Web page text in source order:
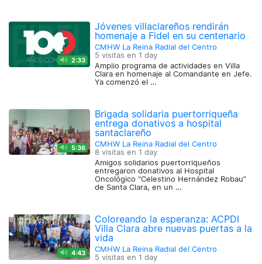
2:33
Jóvenes villaclareños rendirán
homenaje a Fidel en su centenario
CMHW La Reina Radial del Centro
5 visitas en 1 day
Amplio programa de actividades en Villa
Clara en homenaje al Comandante en Jefe.
Ya comenzó el …
5:36
Brigada solidaria puertorriqueña
entrega donativos a hospital
santaclareño
CMHW La Reina Radial del Centro
8 visitas en 1 day
Amigos solidarios puertorriqueños
entregaron donativos al Hospital
Oncológico “Celestino Hernández Robau”
de Santa Clara, en un …
4:43
Coloreando la esperanza: ACPDI
Villa Clara abre nuevas puertas a la
vida
CMHW La Reina Radial del Centro
5 visitas en 1 day